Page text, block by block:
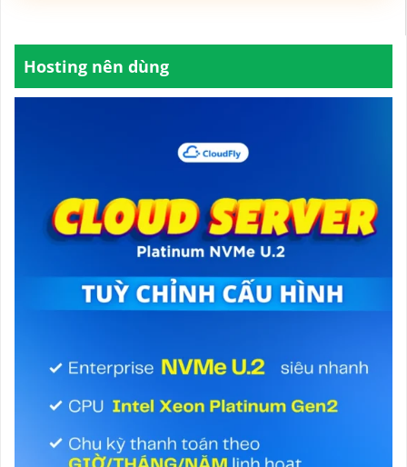
Hosting nên dùng